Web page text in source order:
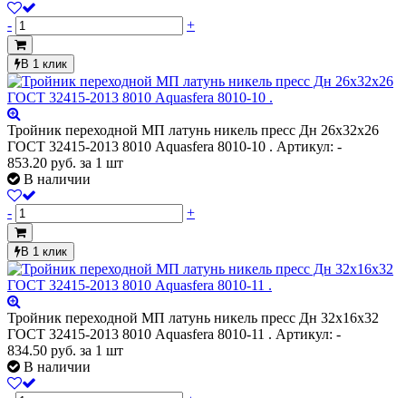
- +
В 1 клик
Тройник переходной МП латунь никель пресс Дн 26х32х26
ГОСТ 32415-2013 8010 Aquasfera 8010-10 . Артикул: -
853.20 руб. за 1 шт
В наличии
- +
В 1 клик
Тройник переходной МП латунь никель пресс Дн 32х16х32
ГОСТ 32415-2013 8010 Aquasfera 8010-11 . Артикул: -
834.50 руб. за 1 шт
В наличии